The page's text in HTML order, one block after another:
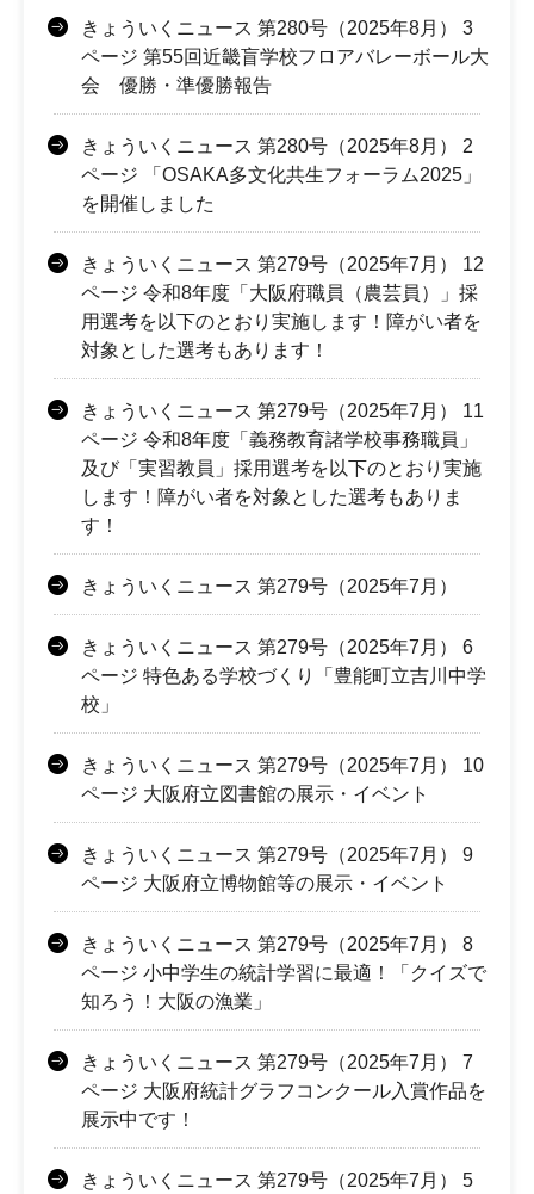
きょういくニュース 第280号（2025年8月） 3
ページ 第55回近畿盲学校フロアバレーボール大
会 優勝・準優勝報告
きょういくニュース 第280号（2025年8月） 2
ページ 「OSAKA多文化共生フォーラム2025」
を開催しました
きょういくニュース 第279号（2025年7月） 12
ページ 令和8年度「大阪府職員（農芸員）」採
用選考を以下のとおり実施します！障がい者を
対象とした選考もあります！
きょういくニュース 第279号（2025年7月） 11
ページ 令和8年度「義務教育諸学校事務職員」
及び「実習教員」採用選考を以下のとおり実施
します！障がい者を対象とした選考もありま
す！
きょういくニュース 第279号（2025年7月）
きょういくニュース 第279号（2025年7月） 6
ページ 特色ある学校づくり「豊能町立吉川中学
校」
きょういくニュース 第279号（2025年7月） 10
ページ 大阪府立図書館の展示・イベント
きょういくニュース 第279号（2025年7月） 9
ページ 大阪府立博物館等の展示・イベント
きょういくニュース 第279号（2025年7月） 8
ページ 小中学生の統計学習に最適！「クイズで
知ろう！大阪の漁業」
きょういくニュース 第279号（2025年7月） 7
ページ 大阪府統計グラフコンクール入賞作品を
展示中です！
きょういくニュース 第279号（2025年7月） 5